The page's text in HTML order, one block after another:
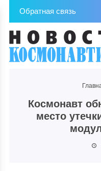
Обратная связь
Космонавт
место